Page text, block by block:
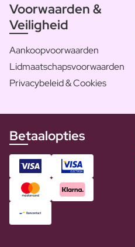
Voorwaarden &
Veiligheid
Aankoopvoorwaarden
Lidmaatschapsvoorwaarden
Privacybeleid & Cookies
Betaalopties